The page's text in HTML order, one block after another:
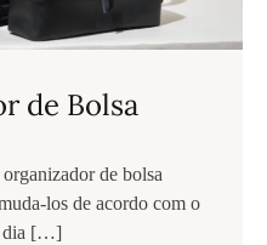
de Bolsa
de bolsa
los de acordo com o
dia […]